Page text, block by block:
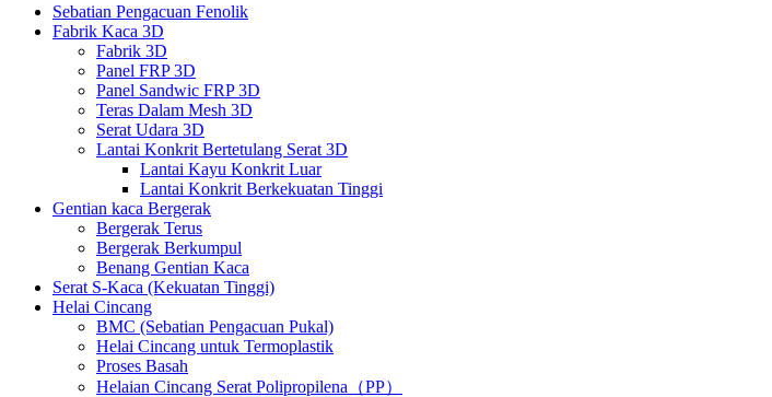
Sebatian Pengacuan Fenolik
Fabrik Kaca 3D
Fabrik 3D
Panel FRP 3D
Panel Sandwic FRP 3D
Teras Dalam Mesh 3D
Serat Udara 3D
Lantai Konkrit Bertetulang Serat 3D
Lantai Kayu Konkrit Luar
Lantai Konkrit Berkekuatan Tinggi
Gentian kaca Bergerak
Bergerak Terus
Bergerak Berkumpul
Benang Gentian Kaca
Serat S-Kaca (Kekuatan Tinggi)
Helai Cincang
BMC (Sebatian Pengacuan Pukal)
Helai Cincang untuk Termoplastik
Proses Basah
Helaian Cincang Serat Polipropilena（PP）